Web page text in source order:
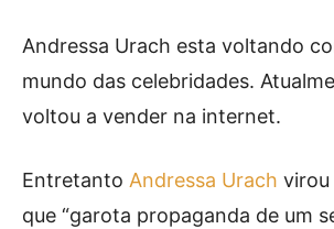
Andressa Urach esta voltando
mundo das celebridades.
voltou a vender na internet.
Entretanto Andressa Urach virou
que “garota propaganda de um